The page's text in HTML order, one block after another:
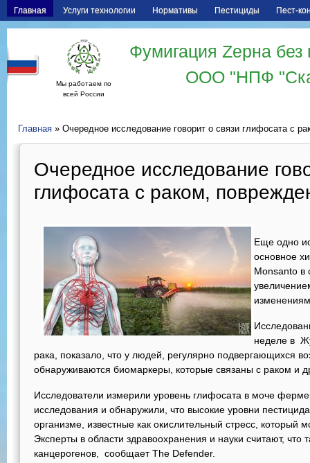
Главная Услуги технологии Нормативы Пестициды Пест-
Мы работаем по
всей России
Фумигация Zерна
ООО "НПФ
Главная » Очередное исследование говорит о связи глифосата с
Очередное исследование
глифосата с раком,
Еще одно
основное
Monsanto в
неделе в
рака, показало, что у людей, регулярно подвергающихся
обнаруживаются биомаркеры, которые связаны с раком и
Исследователи измерили уровень глифосата в моче
исследования и обнаружили, что высокие уровни
организме, известные как окислительный стресс, который
Эксперты в области здравоохранения и науки считают, что
канцерогенов, сообщает The Defender.